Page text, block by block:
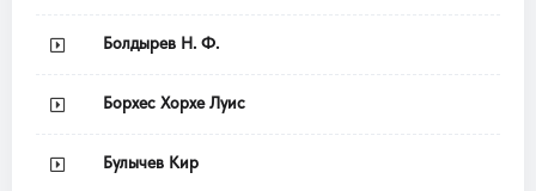
Болдырев Н. Ф.
Борхес Хорхе Луис
Булычев Кир